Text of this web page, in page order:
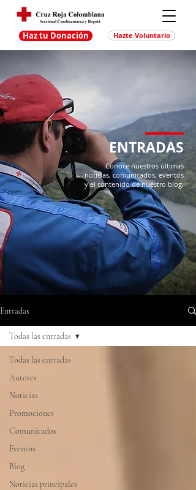
Haz tu Donación Hazte Voluntario
ENTRADAS
Conoce nuestros últimas
noticias, comunicados, eventos
y el contenido de nuestro blog.
Entradas
Todas las entradas
Autores
Noticias
Promociones
Comunicados
Eventos
Blog
Noticias principales
Todas las entradas